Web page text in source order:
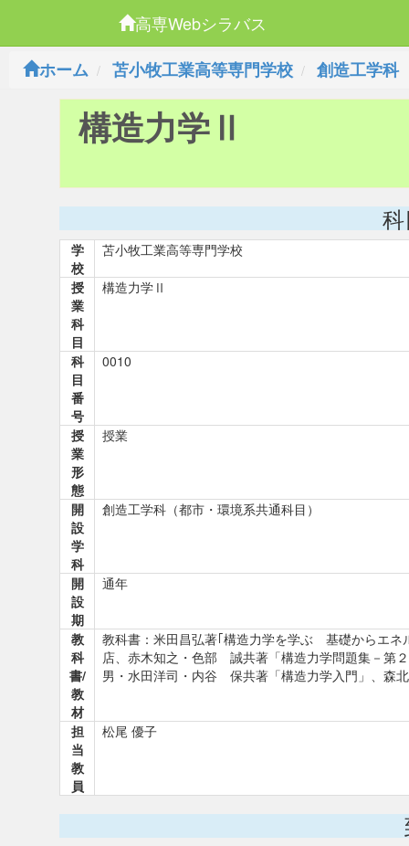
高専Webシラバス
ホーム
苫小牧工業高等専門学校 創造工学科
構造力学Ⅱ
学
校
苫小牧工業高等専門学校
授
業
科
目
構造力学Ⅱ
科
目
番
号
0010
授
業
形
態
授業
開
設
学
科
創造工学科（都市・環境系共通科目）
開
設
期
通年
教
科
書/
教
材
教科書：米田昌弘著｢構造力学を学ぶ 基礎からエ
店、赤木知之・色部 誠共著「構造力学問題集－第
男・水田洋司・内谷 保共著「構造力学入門」、森
担
当
教
員
松尾 優子